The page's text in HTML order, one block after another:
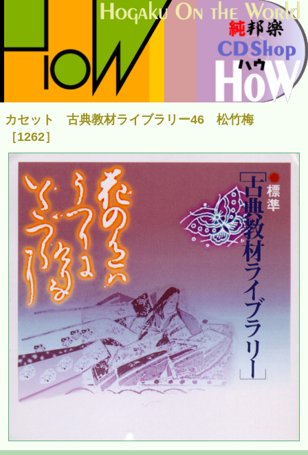
カセット 古典教材ライブラリー46 松竹梅
［1262］